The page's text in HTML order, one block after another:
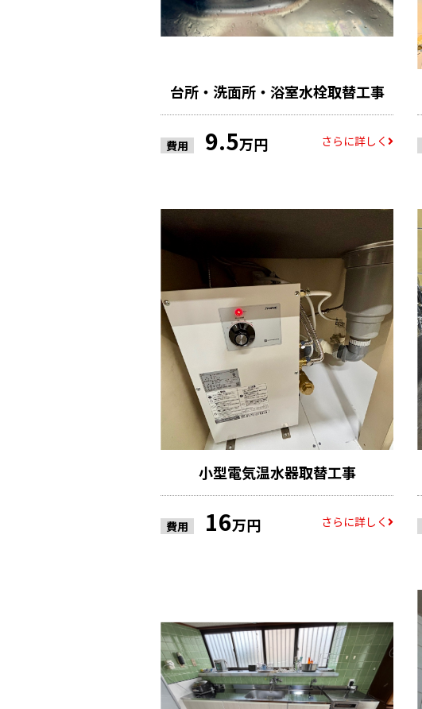
台所・洗面所・浴室水栓取替工事
費用 9.5万円 さらに詳しく
小型電気温水器取替工事
費用 16万円 さらに詳しく